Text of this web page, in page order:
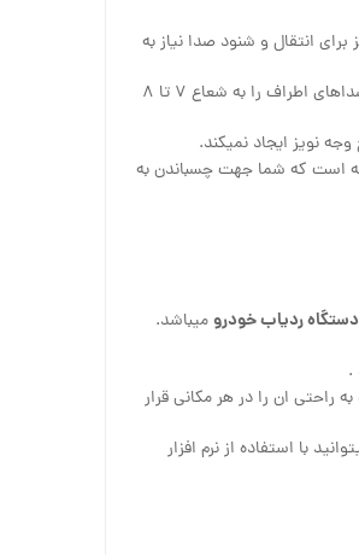
برای انتقال و شنود صدا نیاز به
با قرار دادن سیمکارت میتواند از راه دور با ان تماس گرفته و صداهای اطراف را به شعاع ۷ تا ۸
نویز ایجاد نمیکند.
است که شما جهت چسباندن به
دستگاه ردیاب خودرومیباشد.
.
ان را در هر مکانی قرار
با استفاده از نرم افزار